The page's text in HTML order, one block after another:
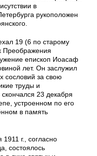
в
рукоположен
19 (6 по старому
Преображения
епископ Иоасаф
лет. Он заслужил
сословий за свою
труды и
23 декабря
устроенном по его
в память
г., согласно
состоялось